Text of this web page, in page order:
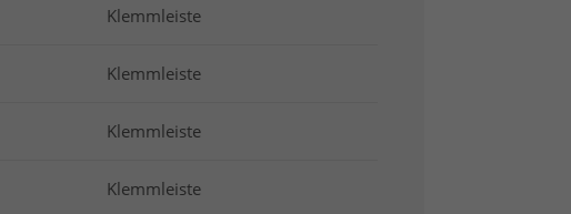
Klemmleiste
Klemmleiste
Klemmleiste
Klemmleiste